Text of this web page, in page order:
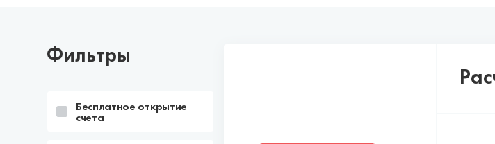
Фильтры
Бесплатное открытие
счета